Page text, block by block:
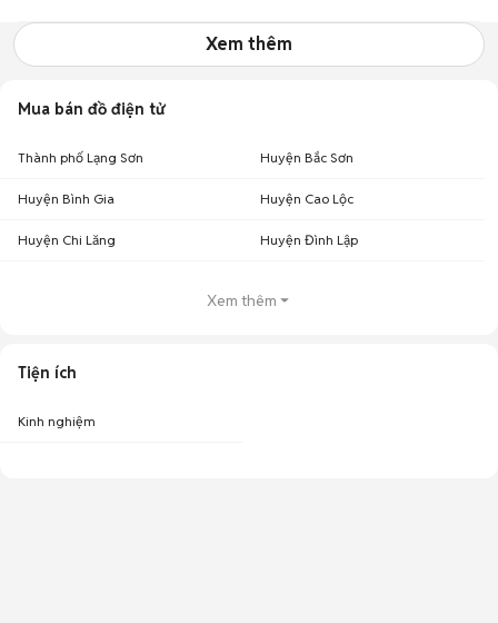
Xem thêm
Mua bán đồ điện tử
Thành phố Lạng Sơn Huyện Bắc Sơn
Huyện Bình Gia Huyện Cao Lộc
Huyện Chi Lăng Huyện Đình Lập
Xem thêm
Tiện ích
Kinh nghiệm